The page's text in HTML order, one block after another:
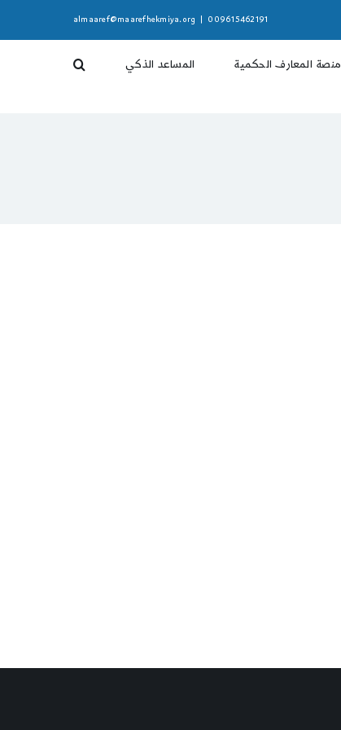
009615462191
almaaref@maarefhekmiya.org
منصة المعارف الحكمية المساعد الذكي